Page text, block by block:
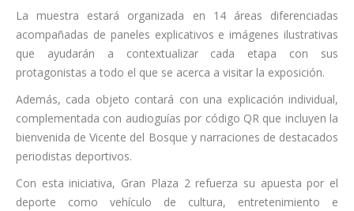
La muestra estará organizada en 14 áreas diferenciadas
acompañadas de paneles explicativos e imágenes ilustrativas
que ayudarán a contextualizar cada etapa con sus
protagonistas a todo el que se acerca a visitar la exposición.
Además, cada objeto contará con una explicación individual,
complementada con audioguías por código QR que incluyen la
bienvenida de Vicente del Bosque y narraciones de destacados
periodistas deportivos.
Con esta iniciativa, Gran Plaza 2 refuerza su apuesta por el
deporte como vehículo de cultura, entretenimiento e